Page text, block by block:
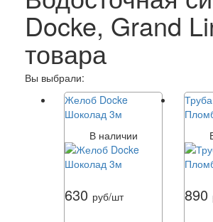
Docke, Grand
товара
Вы выбрали:
Желоб Docke
Шоколад 3м
В наличии
630 руб/шт 890